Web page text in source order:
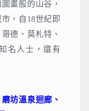
畫般的山谷，
，自18世紀即
德、莫札特、
名人士，還有
坊溫泉迴廊、